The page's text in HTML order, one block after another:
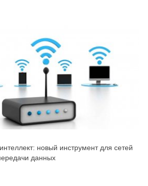
новый инструмент для сетей
данных